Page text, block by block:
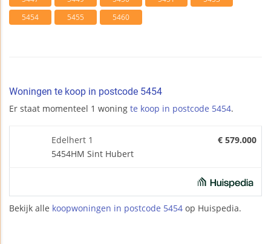
5454
5455 5460
Woningen te koop in postcode 5454
Er staat momenteel 1 woning te koop in postcode 5454.
Edelhert 1
5454HM Sint Hubert
€ 579.000
Bekijk alle koopwoningen in postcode 5454 op Huispedia.